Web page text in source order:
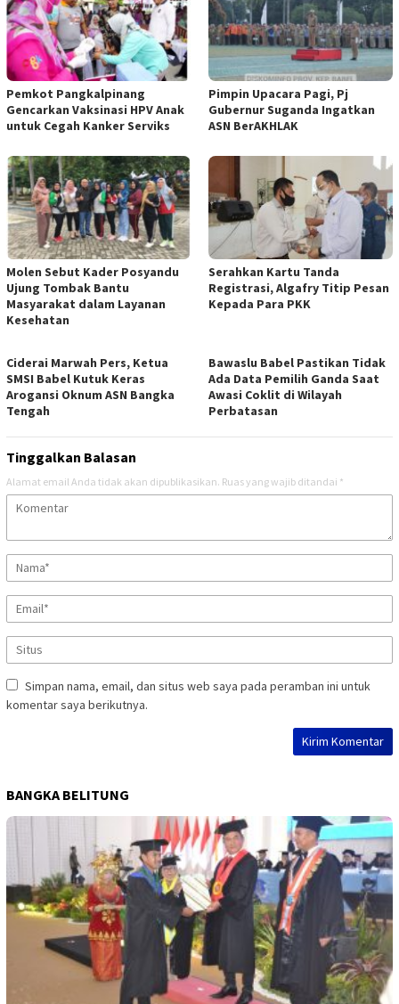
Pemkot Pangkalpinang
Gencarkan Vaksinasi HPV Anak
untuk Cegah Kanker Serviks
Pimpin Upacara Pagi, Pj
Gubernur Suganda Ingatkan
ASN BerAKHLAK
Molen Sebut Kader Posyandu
Ujung Tombak Bantu
Masyarakat dalam Layanan
Kesehatan
Serahkan Kartu Tanda
Registrasi, Algafry Titip Pesan
Kepada Para PKK
Ciderai Marwah Pers, Ketua
SMSI Babel Kutuk Keras
Arogansi Oknum ASN Bangka
Tengah
Bawaslu Babel Pastikan Tidak
Ada Data Pemilih Ganda Saat
Awasi Coklit di Wilayah
Perbatasan
Tinggalkan Balasan
Alamat email Anda tidak akan dipublikasikan. Ruas yang wajib ditandai *
Simpan nama, email, dan situs web saya pada peramban ini untuk
komentar saya berikutnya.
BANGKA BELITUNG